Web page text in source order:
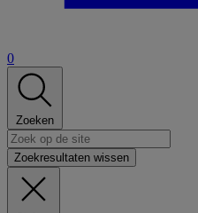
0
Zoeken
Zoekresultaten wissen